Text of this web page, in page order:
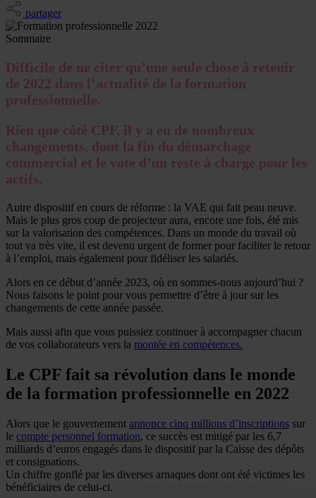
partager
Sommaire
Difficile de ne citer qu’une seule chose à retenir
de 2022 dans l’actualité de la formation
professionnelle.
Rien que côté CPF, il y a eu de nombreux
changements, dont la fin du démarchage
commercial et le vote d’un reste à charge pour les
actifs.
Autre dispositif en cours de réforme : la VAE qui fait peau neuve.
Mais le plus gros coup de projecteur aura, encore une fois, été mis
sur la valorisation des compétences. Dans un monde du travail où
tout va très vite, il est devenu urgent de former pour faciliter le retour
à l’emploi, mais également pour fidéliser les salariés.
Alors en ce début d’année 2023, où en sommes-nous aujourd’hui ?
Nous faisons le point pour vous permettre d’être à jour sur les
changements de cette année passée.
Mais aussi afin que vous puissiez continuer à accompagner chacun
de vos collaborateurs vers la montée en compétences.
Le CPF fait sa révolution dans le monde
de la formation professionnelle en 2022
Alors que le gouvernement annonce cinq millions d’inscriptions sur
le compte personnel formation, ce succès est mitigé par les 6,7
milliards d’euros engagés dans le dispositif par la Caisse des dépôts
et consignations.
Un chiffre gonflé par les diverses arnaques dont ont été victimes les
bénéficiaires de celui-ci.